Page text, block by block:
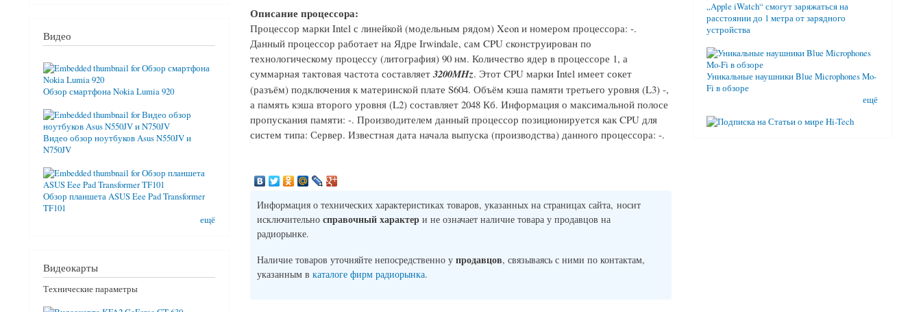
Описание процессора:
Процессор марки Intel с линейкой (модельным рядом) Xeon и номером процессора: -.
Данный процессор работает на Ядре Irwindale, сам CPU сконструирован по
технологическому процессу (литография) 90 нм. Количество ядер в процессоре 1, а
суммарная тактовая частота составляет 3200MHz. Этот CPU марки Intel имеет сокет
(разъём) подключения к материнской плате S604. Объём кэша памяти третьего уровня (L3) -,
а память кэша второго уровня (L2) составляет 2048 Кб. Информация о максимальной полосе
пропускания памяти: -. Производителем данный процессор позиционируется как CPU для
систем типа: Сервер. Известная дата начала выпуска (производства) данного процессора: -.
Информация о технических характеристиках товаров, указанных на страницах сайта, носит
исключительно справочный характери не означает наличие товара у продавцов на
радиорынке.
Наличие товаров уточняйте непосредственно у продавцов, связываясь с ними по контактам,
указанным в каталоге фирм радиорынка.
Видео
Обзор смартфона Nokia Lumia 920
Видео обзор ноутбуков Asus N550JV и
N750JV
Обзор планшета ASUS Eee Pad Transformer
TF101
ещё
Видеокарты
Технические параметры
„Apple iWatch“ смогут заряжаться на
расстоянии до 1 метра от зарядного
устройства
Уникальные наушники Blue Microphones Mo-
Fi в обзоре
ещё